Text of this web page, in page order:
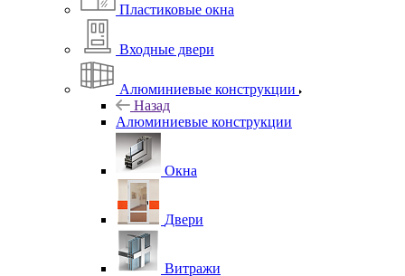
Пластиковые окна
Входные двери
Алюминиевые конструкции
Назад
Алюминиевые конструкции
Окна
Двери
Витражи